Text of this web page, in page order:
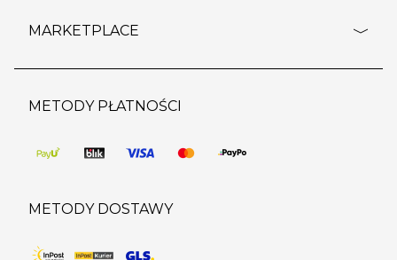
wypis z subskrypcji
regulamin sklepu
pozostałe regulaminy
outlet
regulaminy promocji
MARKETPLACE
strefa marek
pomoc dla sprzedawców
METODY PŁATNOŚCI
METODY DOSTAWY